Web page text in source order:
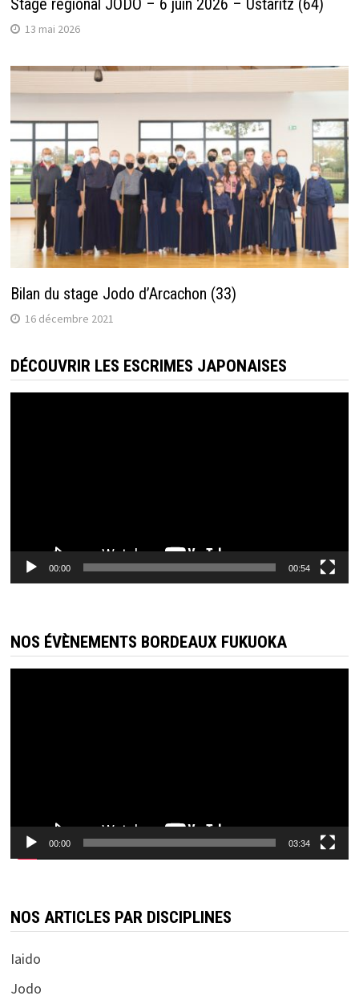
Stage régional JODO – 6 juin 2026 – Ustaritz (64)
13 mai 2026
Bilan du stage Jodo d’Arcachon (33)
16 décembre 2021
DÉCOUVRIR LES ESCRIMES JAPONAISES
00:00 00:54
NOS ÉVÈNEMENTS BORDEAUX FUKUOKA
00:00 03:34
NOS ARTICLES PAR DISCIPLINES
Iaido
Jodo